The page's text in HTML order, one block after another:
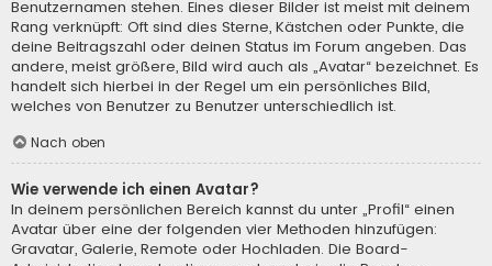
Benutzernamen stehen. Eines dieser Bilder ist meist mit deinem
Rang verknüpft: Oft sind dies Sterne, Kästchen oder Punkte, die
deine Beitragszahl oder deinen Status im Forum angeben. Das
andere, meist größere, Bild wird auch als „Avatar“ bezeichnet. Es
handelt sich hierbei in der Regel um ein persönliches Bild,
welches von Benutzer zu Benutzer unterschiedlich ist.
Nach oben
Wie verwende ich einen Avatar?
In deinem persönlichen Bereich kannst du unter „Profil“ einen
Avatar über eine der folgenden vier Methoden hinzufügen:
Gravatar, Galerie, Remote oder Hochladen. Die Board-